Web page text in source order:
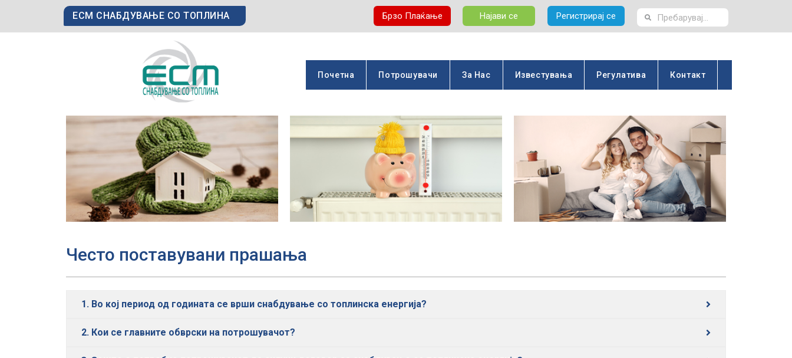
ЕСМ СНАБДУВАЊЕ СО ТОПЛИНА Брзо Плаќање Најави се Регистрирај се
Почетна Потрошувачи За Нас Известувања Регулатива Контакт
Често поставувани прашања
1. Во кој период од годината се врши снабдување со топлинска енергија?
2. Кои се главните обврски на потрошувачот?